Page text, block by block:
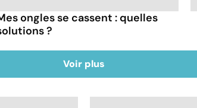
ongles se cassent : quelles
?
Voir plus